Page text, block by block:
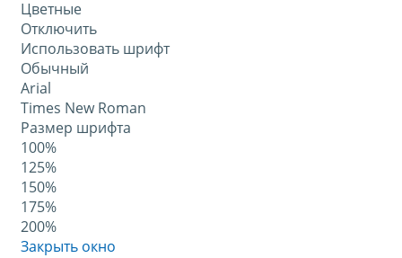
Цветные
Отключить
Использовать шрифт
Обычный
Arial
Times New Roman
Размер шрифта
100%
125%
150%
175%
200%
Закрыть окно